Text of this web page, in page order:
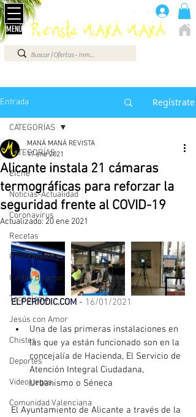
Revista MANÁ MANÁ
Anúnciate aquí 660 07 87 87
.
MENÚ
Entrada Regístrate
CATEGORÍAS
Elche
Noticias-Actualidad
Coronavirus
Recetas
Felicitaciones
Cartas de amor
Tecnología
Jesús con Amor
Chistes
Deportes
Videojuegos
Comunidad Valenciana
CATEGORÍAS
Alicante instala 21 cámaras
termográficas para reforzar la
seguridad frente al COVID-19
MANÁ MANÁ REVISTA
17 ene 2021
Actualizado: 20 ene 2021
ELPERIODIC.COM - 16/01/2021
Una de las primeras instalaciones en
las que ya están funcionado son en la
concejalía de Hacienda, El Servicio de
Atención Integral Ciudadana,
Urbanismo o Séneca
El Ayuntamiento de Alicante a través de la